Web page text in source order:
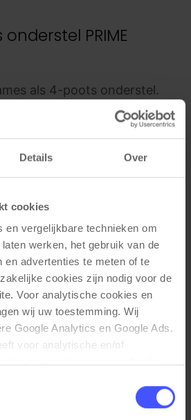
Details Over
cookies
en vergelijkbare technieken om
werken, het gebruik van de
en advertenties te meten of te
cookies zijn nodig voor de
Voor analytische cookies en
wij uw toestemming. Wij
Google Analytics en Google Ads.
voor analytische en/of
remarketing en
Meer informatie vindt u in onze
PRIME
als 4-poots onderstel.
stevig op zijn poten en
gebruiken als een onderstel
een ongelijke vloer